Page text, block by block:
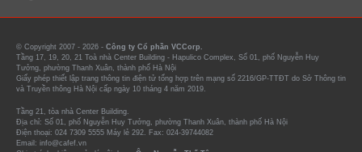
© Copyright 2007 - 2026 - Công ty Cổ phần VCCorp.
Tầng 17, 19, 20, 21 Toà nhà Center Building - Hapulico Complex, Số 01, phố Nguyễn Huy
Tưởng, phường Thanh Xuân, thành phố Hà Nội
Giấy phép thiết lập trang thông tin điện tử tổng hợp trên mạng số 2216/GP-TTĐT do Sở Thông tin
và Truyền thông Hà Nội cấp ngày 10 tháng 4 năm 2019.
Tầng 21, tòa nhà Center Building.
Địa chỉ: Số 01, phố Nguyễn Huy Tưởng, phường Thanh Xuân, thành phố Hà Nội
Điện thoại: 024 7309 5555 Máy lẻ 292. Fax: 024-39744082
Email: info@cafef.vn